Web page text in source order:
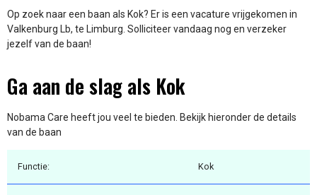
Op zoek naar een baan als Kok? Er is een vacature vrijgekomen in
Valkenburg Lb, te Limburg. Solliciteer vandaag nog en verzeker
jezelf van de baan!
Ga aan de slag als Kok
Nobama Care heeft jou veel te bieden. Bekijk hieronder de details
van de baan
Functie: Kok